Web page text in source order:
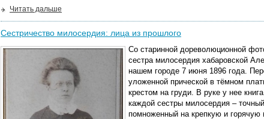
Читать дальше
Сестричество милосердия: лица из прошлого
Со старинной дореволюционной
сестра милосердия хабаровской
нашем городе 7 июня 1896 года.
уложенной прической в тёмном
крестом на груди. В руке у нее
каждой сестры милосердия –
помноженный на крепкую и горячую